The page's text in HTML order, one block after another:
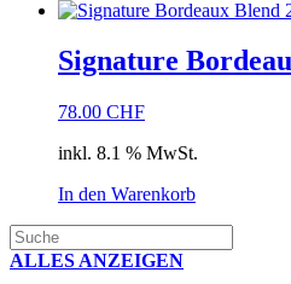
Signature
78.00 CHF
inkl. 8.1 % MwSt.
In den Warenkorb
ALLES ANZEIGEN